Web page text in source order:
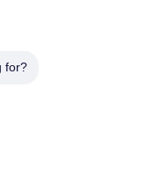
1500W AC220V
for?